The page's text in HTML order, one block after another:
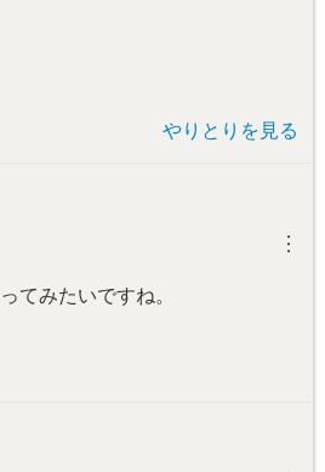
やりとりを見る
︙
てみたいですね。